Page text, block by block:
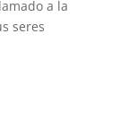
a la
seres